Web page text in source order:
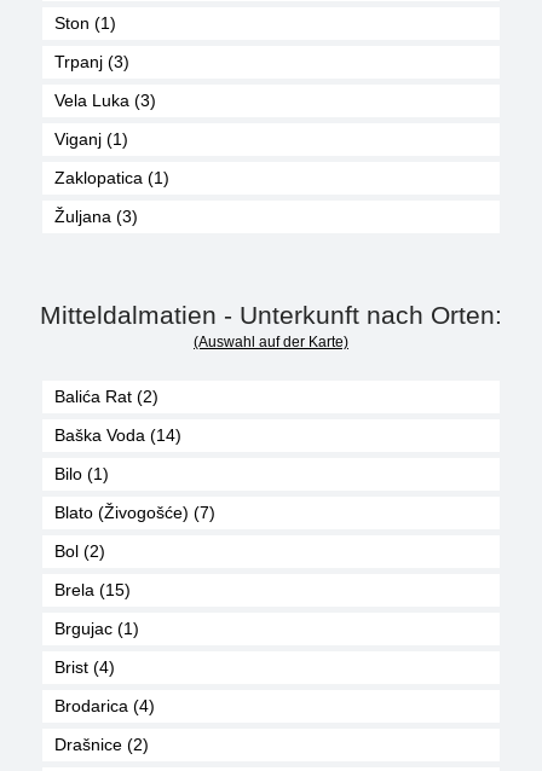
Ston (1)
Trpanj (3)
Vela Luka (3)
Viganj (1)
Zaklopatica (1)
Žuljana (3)
Mitteldalmatien - Unterkunft nach Orten:
(Auswahl auf der Karte)
Balića Rat (2)
Baška Voda (14)
Bilo (1)
Blato (Živogošće) (7)
Bol (2)
Brela (15)
Brgujac (1)
Brist (4)
Brodarica (4)
Drašnice (2)